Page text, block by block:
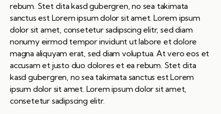
rebum. Stet clita kasd gubergren, no sea takimata
sanctus est Lorem ipsum dolor sit amet. Lorem ipsum
dolor sit amet, consetetur sadipscing elitr, sed diam
nonumy eirmod tempor invidunt ut labore et dolore
magna aliquyam erat, sed diam voluptua. At vero eos et
accusam et justo duo dolores et ea rebum. Stet clita
kasd gubergren, no sea takimata sanctus est Lorem
ipsum dolor sit amet. Lorem ipsum dolor sit amet,
consetetur sadipscing elitr.